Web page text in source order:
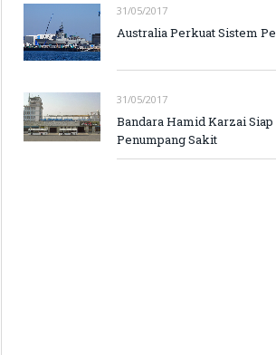
31/05/2017
Australia Perkuat Sistem
31/05/2017
Bandara Hamid Karzai Siap
Penumpang Sakit